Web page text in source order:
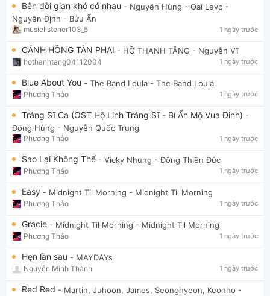
Bên đời gian khó có nhau - Nguyên Hùng - Oai Levo -
Nguyên Định - Bửu Ấn
musiclistener103_5 1 ngày trước
CÁNH HỒNG TÀN PHAI - HỒ THANH TĂNG - Nguyễn Vĩ
hothanhtang04112004 1 ngày trước
Blue About You - The Band Loula - The Band Loula
Phương Thảo 1 ngày trước
Tráng Sĩ Ca (OST Hộ Linh Tráng Sĩ - Bí Ẩn Mộ Vua Đinh) -
Đông Hùng - Nguyễn Quốc Trung
Phương Thảo 1 ngày trước
Sao Lại Không Thể - Vicky Nhung - Đông Thiên Đức
Phương Thảo 1 ngày trước
Easy - Midnight Til Morning - Midnight Til Morning
Phương Thảo 1 ngày trước
Gracie - Midnight Til Morning - Midnight Til Morning
Phương Thảo 1 ngày trước
Hẹn lần sau - MAYDAYs
Nguyễn Minh Thành 1 ngày trước
Red Red - Martin, Juhoon, James, Seonghyeon, Keonho -